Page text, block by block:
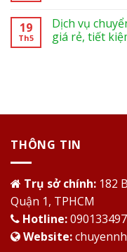
19
Th5
Dịch vụ
giá rẻ, tiết
THÔNG TIN
Trụ sở chính: 182
Quận 1, TPHCM
Hotline:
Website: